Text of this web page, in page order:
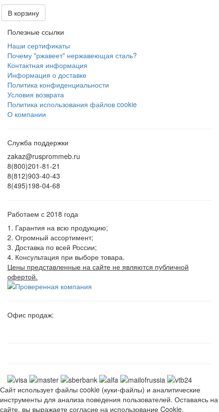
В корзину
Полезные ссылки
Наши сертификаты
Почему "ржавеет" нержавеющая сталь?
Контактная информация
Информация о доставке
Политика конфиденциальности
Условия возврата
Политика использования файлов cookie
О компании
Служба поддержки
zakaz@rusprommeb.ru
8(800)201-81-21
8(812)903-40-43
8(495)198-04-68
Работаем с 2018 года
1. Гарантия на всю продукцию;
2. Огромный ассортимент;
3. Доставка по всей России;
4. Консультация при выборе товара.
Цены представленные на сайте не являются публичной
офертой.
Офис продаж:
Сайт использует файлы cookie (куки-файлы) и аналитические
инструменты для анализа поведения пользователей. Оставаясь на
сайте, вы выражаете согласие на использование Cookie.